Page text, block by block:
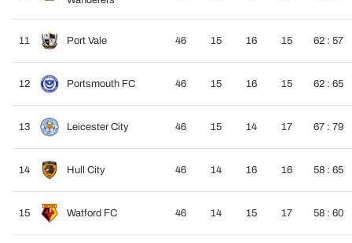
11 Port Vale 46 15 16 15 62 : 57
12 Portsmouth FC 46 15 16 15 62 : 65
13 Leicester City 46 15 14 17 67 : 79
14 Hull City 46 14 16 16 58 : 65
15 Watford FC 46 14 15 17 58 : 60